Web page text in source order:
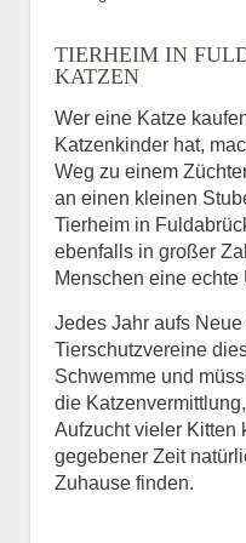
BILD
Vermisst
Ort des
TIERHEIM IN
KATZEN
Wer eine Katze
Katzenkinder hat,
Weg zu einem
an einen kleinen
Tierheim in
ebenfalls in großer
Menschen eine
Jedes Jahr aufs
Tierschutzvereine
Schwemme und
die
Aufzucht vieler Kitten
gegebener Zeit
Zuhause finden.